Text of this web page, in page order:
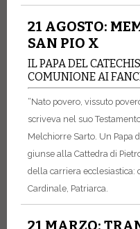
21 AGOSTO:
SAN PIO X
IL PAPA DEL
COMUNIONE AI
“Nato povero, vissuto
scriveva nel suo
Melchiorre Sarto. Un Papa
giunse alla Cattedra di
della carriera ecclesiastica:
Cardinale, Patriarca.
21 MARZO: